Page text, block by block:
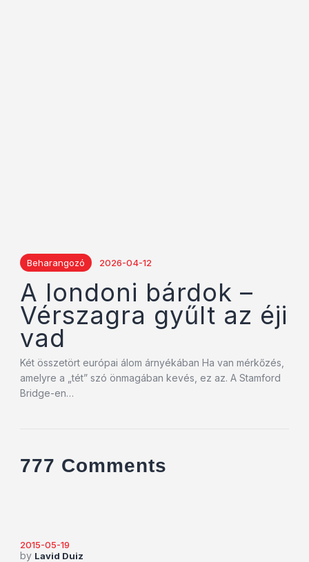
Beharangozó 2026-04-12
A londoni bárdok –
Vérszagra gyűlt az éji
vad
Két összetört európai álom árnyékában Ha van mérkőzés,
amelyre a „tét” szó önmagában kevés, ez az. A Stamford
Bridge-en…
777 Comments
2015-05-19
by Lavid Duiz